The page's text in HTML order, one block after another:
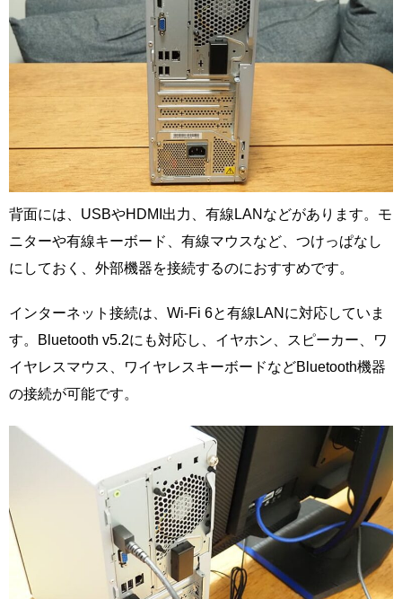
背面には、USBやHDMI出力、有線LANなどがあります。モ
ニターや有線キーボード、有線マウスなど、つけっぱなし
にしておく、外部機器を接続するのにおすすめです。
インターネット接続は、Wi-Fi 6と有線LANに対応していま
す。Bluetooth v5.2にも対応し、イヤホン、スピーカー、ワ
イヤレスマウス、ワイヤレスキーボードなどBluetooth機器
の接続が可能です。